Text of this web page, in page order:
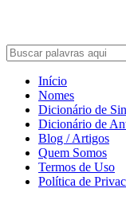
Início
Nomes
Dicionário de
Dicionário de
Blog / Artigos
Quem Somos
Termos de Uso
Política de